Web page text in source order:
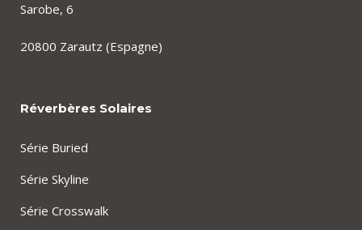
Sarobe, 6
20800 Zarautz (Espagne)
Réverbères Solaires
Série Buried
Série Skyline
Série Crosswalk